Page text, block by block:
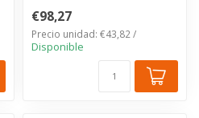
diurna). Imper...
€98,27
Precio unidad: €43,82 /
Disponible